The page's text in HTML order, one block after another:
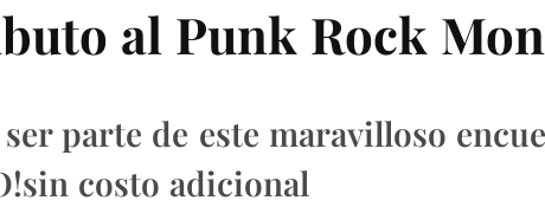
al Punk Rock
parte de este maravilloso
costo adicional